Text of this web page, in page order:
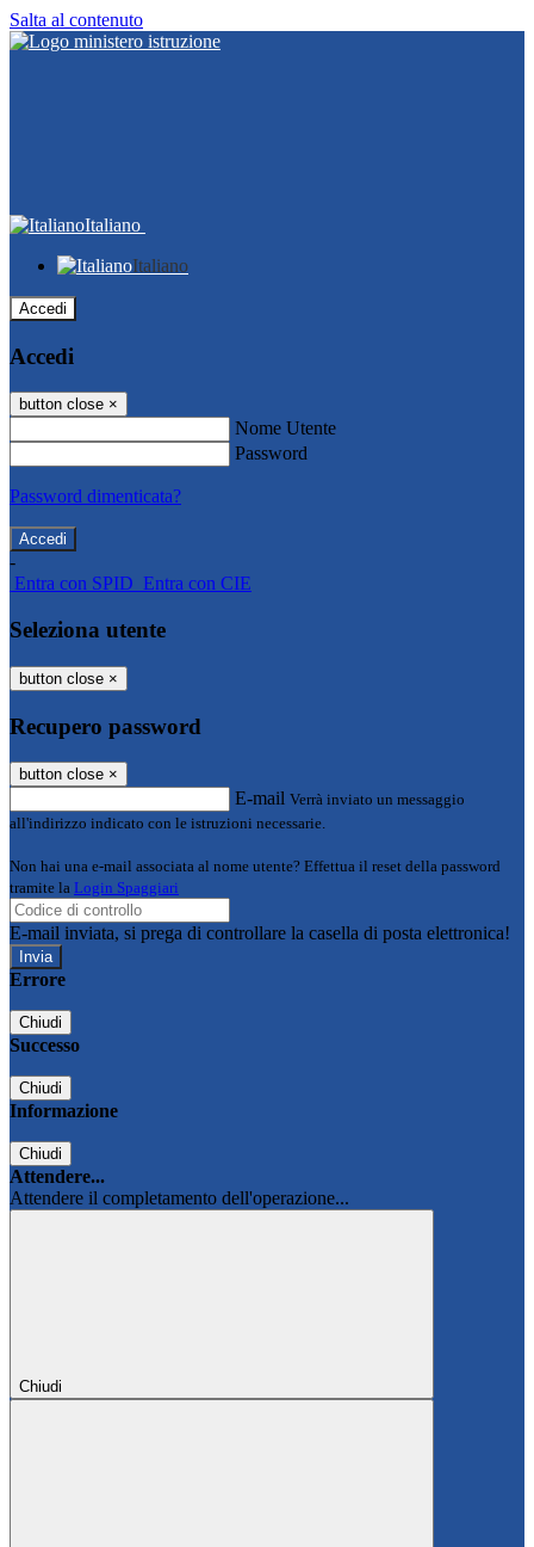
Salta al contenuto
Italiano
Italiano
Accedi
Accedi
button close ×
Nome Utente
Password
Password dimenticata?
-
Entra con SPID Entra con CIE
Seleziona utente
button close ×
Recupero password
button close ×
E-mail Verrà inviato un messaggio
all'indirizzo indicato con le istruzioni necessarie.
Non hai una e-mail associata al nome utente? Effettua il reset della password
tramite la Login Spaggiari
E-mail inviata, si prega di controllare la casella di posta elettronica!
Errore
Chiudi
Successo
Chiudi
Informazione
Chiudi
Attendere...
Attendere il completamento dell'operazione...
Chiudi